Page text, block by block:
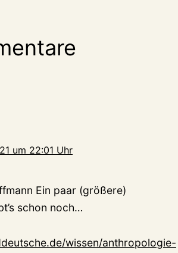
um 22:01 Uhr
Ein paar (größere)
schon noch…
wissen/anthropologie-